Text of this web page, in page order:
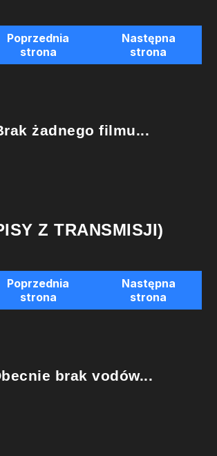
Poprzednia
strona
Następna
strona
żadnego filmu...
Z TRANSMISJI)
Poprzednia
strona
Następna
strona
brak vodów...